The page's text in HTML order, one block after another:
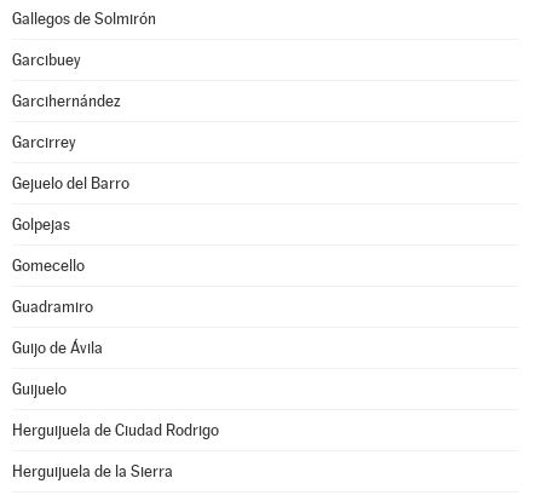
Gallegos de Solmirón
Garcibuey
Garcihernández
Garcirrey
Gejuelo del Barro
Golpejas
Gomecello
Guadramiro
Guijo de Ávila
Guijuelo
Herguijuela de Ciudad Rodrigo
Herguijuela de la Sierra